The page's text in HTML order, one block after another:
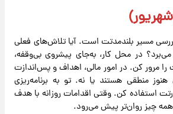
مسیر بلندمدتت است. آیا تلاش‌های فعلی
در محل کار، به‌جای پیشروی بی‌وقفه،
مرور کن. در امور مالی، اهداف و پس‌اندازت
هنوز منطقی هستند یا نه. تو به برنامه‌ریزی
استفاده کن. وقتی اقدامات روزانه با هدف
همه چیز روان‌تر پیش می‌رود.